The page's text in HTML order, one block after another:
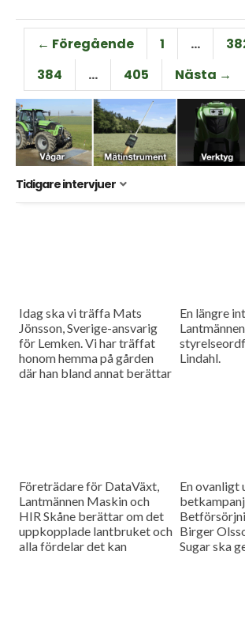
← Föregående 1 …
384
… 405 Nästa →
Tidigare intervjuer
Idag ska vi träffa Mats
Jönsson, Sverige-ansvarig
för Lemken. Vi har träffat
honom hemma på gården
där han bland annat berättar
En längre
Lindahl.
Företrädare för DataVäxt,
Lantmännen Maskin och
HIR Skåne berättar om det
uppkopplade lantbruket och
alla fördelar det kan
En ovanligt
Birger
Sugar ska